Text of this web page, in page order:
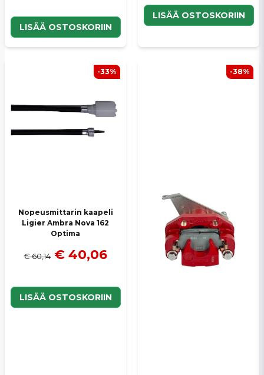
LISÄÄ OSTOSKORIIN
LISÄÄ OSTOSKORIIN
Nopeusmittarin kaapeli
Ligier Ambra Nova 162
Optima
€ 60,14 € 40,06
LISÄÄ OSTOSKORIIN
-33% -38%